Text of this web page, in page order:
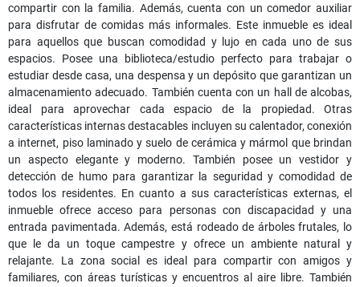
compartir con la familia. Además, cuenta con un comedor auxiliar
para disfrutar de comidas más informales. Este inmueble es ideal
para aquellos que buscan comodidad y lujo en cada uno de sus
espacios. Posee una biblioteca/estudio perfecto para trabajar o
estudiar desde casa, una despensa y un depósito que garantizan un
almacenamiento adecuado. También cuenta con un hall de alcobas,
ideal para aprovechar cada espacio de la propiedad. Otras
características internas destacables incluyen su calentador, conexión
a internet, piso laminado y suelo de cerámica y mármol que brindan
un aspecto elegante y moderno. También posee un vestidor y
detección de humo para garantizar la seguridad y comodidad de
todos los residentes. En cuanto a sus características externas, el
inmueble ofrece acceso para personas con discapacidad y una
entrada pavimentada. Además, está rodeado de árboles frutales, lo
que le da un toque campestre y ofrece un ambiente natural y
relajante. La zona social es ideal para compartir con amigos y
familiares, con áreas turísticas y encuentros al aire libre. También